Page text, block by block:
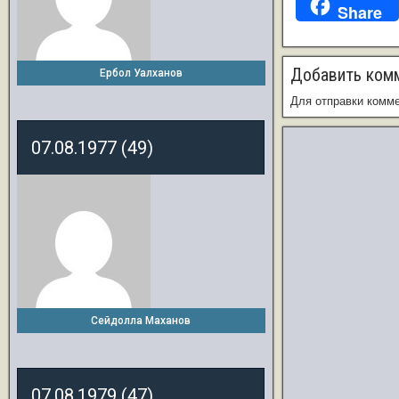
Share
Добавить
Для отправки
Ербол Уалханов
07.08.1977 (49)
Сейдолла Маханов